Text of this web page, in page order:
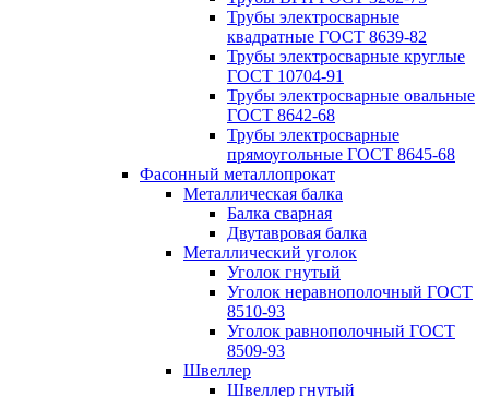
Трубы электросварные
квадратные ГОСТ 8639-82
Трубы электросварные круглые
ГОСТ 10704-91
Трубы электросварные овальные
ГОСТ 8642-68
Трубы электросварные
прямоугольные ГОСТ 8645-68
Фасонный металлопрокат
Металлическая балка
Балка сварная
Двутавровая балка
Металлический уголок
Уголок гнутый
Уголок неравнополочный ГОСТ
8510-93
Уголок равнополочный ГОСТ
8509-93
Швеллер
Швеллер гнутый